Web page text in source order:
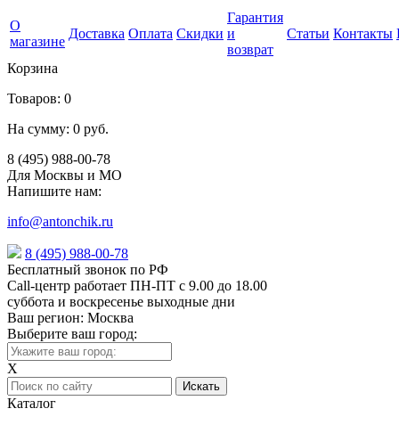
О
магазине
Доставка Оплата Скидки
Гарантия
и
возврат
Статьи Контакты
Корзина
Товаров: 0
На сумму: 0 руб.
8 (495) 988-00-78
Для Москвы и МО
Напишите нам:
info@antonchik.ru
8 (495) 988-00-78
Бесплатный звонок по РФ
Call-центр работает ПН-ПТ с 9.00 до 18.00
суббота и воскресенье выходные дни
Ваш регион: Москва
Выберите ваш город:
X
Каталог